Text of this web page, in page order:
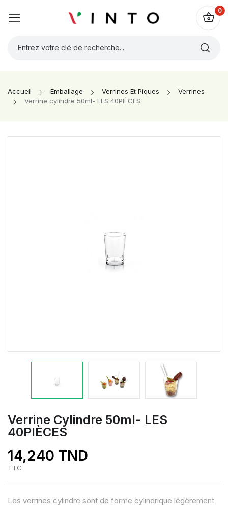
0
Accueil Emballage Verrines Et Piques
Verrines
Verrine cylindre 50ml- LES 40PIÈCES
Verrine Cylindre 50ml- LES
40PIÈCES
14,240 TND
TTC
Les verrines cylindre sont de forme cylindrique légèrement